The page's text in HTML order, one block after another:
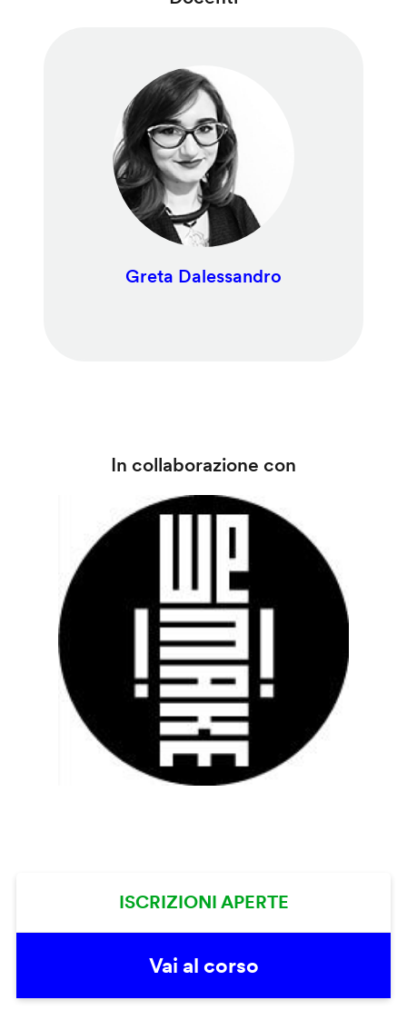
Greta Dalessandro
In collaborazione con
ISCRIZIONI APERTE
Vai al corso